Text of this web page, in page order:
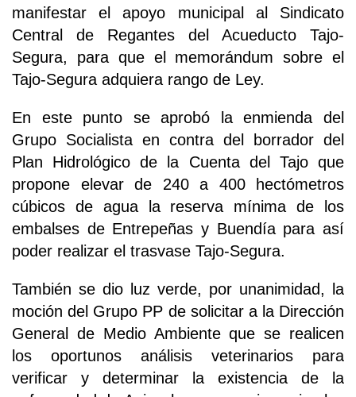
manifestar el apoyo municipal al Sindicato
Central de Regantes del Acueducto Tajo-
Segura, para que el memorándum sobre el
Tajo-Segura adquiera rango de Ley.
En este punto se aprobó la enmienda del
Grupo Socialista en contra del borrador del
Plan Hidrológico de la Cuenta del Tajo que
propone elevar de 240 a 400 hectómetros
cúbicos de agua la reserva mínima de los
embalses de Entrepeñas y Buendía para así
poder realizar el trasvase Tajo-Segura.
También se dio luz verde, por unanimidad, la
moción del Grupo PP de solicitar a la Dirección
General de Medio Ambiente que se realicen
los oportunos análisis veterinarios para
verificar y determinar la existencia de la